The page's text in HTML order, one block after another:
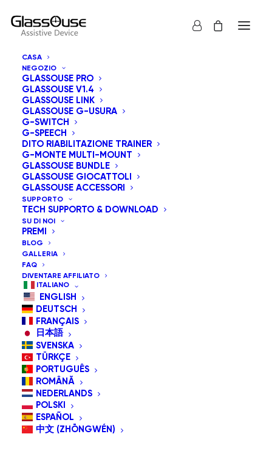
CASA
NEGOZIO
GLASSOUSE PRO
GLASSOUSE V1.4
GLASSOUSE LINK
GLASSOUSE G-USURA
G-SWITCH
G-SPEECH
DITO RIABILITAZIONE TRAINER
G-MONTE MULTI-MOUNT
GLASSOUSE BUNDLE
GLASSOUSE GIOCATTOLI
GLASSOUSE ACCESSORI
SUPPORTO
TECH SUPPORTO & DOWNLOAD
SU DI NOI
PREMI
BLOG
GALLERIA
FAQ
DIVENTARE AFFILIATO
ITALIANO
ENGLISH
DEUTSCH
FRANÇAIS
日本語
SVENSKA
TÜRKÇE
PORTUGUÊS
ROMÂNĂ
NEDERLANDS
POLSKI
ESPAÑOL
中文 (ZHŌNGWÉN)
Ordinamento predefinito
Popolarità
Ordina in base al più recente
Prezzo: dal più caro